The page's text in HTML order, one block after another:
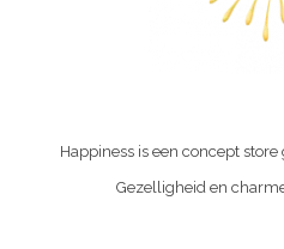
Happiness is een concept
Gezelligheid en